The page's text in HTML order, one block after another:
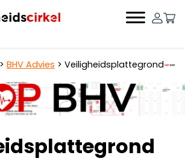
> BHV Advies > Veiligheidsplattegrond